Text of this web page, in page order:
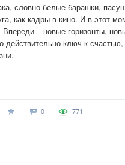
словно белые барашки,
как кадры в кино. И в этот
– новые горизонты,
действительно ключ к
0 771